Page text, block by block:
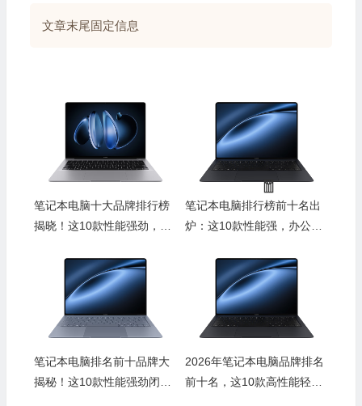
文章末尾固定信息
笔记本电脑十大品牌排行榜
揭晓！这10款性能强劲，办
笔记本电脑排行榜前十名出
炉：这10款性能强，办公游
笔记本电脑排名前十品牌大
揭秘！这10款性能强劲闭眼
2026年笔记本电脑品牌排名
前十名，这10款高性能轻薄